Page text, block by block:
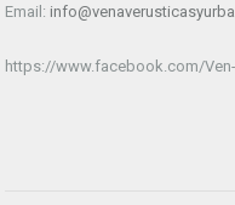
Email:
https://www.facebook.com/